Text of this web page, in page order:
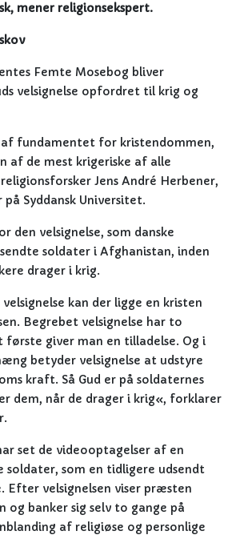
mener religionsekspert.
Femte Mosebog bliver
velsignelse opfordret til krig og
af fundamentet for kristendommen,
af de mest krigeriske af alle
Jens André Herbener,
Syddansk Universitet.
den velsignelse, som danske
soldater i Afghanistan, inden
drager i krig.
kan der ligge en kristen
Begrebet velsignelse har to
første giver man en tilladelse. Og i
betyder velsignelse at udstyre
kraft. Så Gud er på soldaternes
dem, når de drager i krig«, forklarer
set de videooptagelser af en
soldater, som en tidligere udsendt
Efter velsignelsen viser præsten
banker sig selv to gange på
af religiøse og personlige